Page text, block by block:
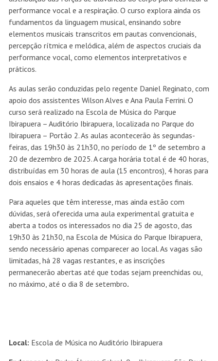
performance vocal e a respiração. O curso explora ainda os
fundamentos da linguagem musical, ensinando sobre
elementos musicais transcritos em pautas convencionais,
percepção rítmica e melódica, além de aspectos cruciais da
performance vocal, como elementos interpretativos e
práticos.
As aulas serão conduzidas pelo regente Daniel Reginato, com
apoio dos assistentes Wilson Alves e Ana Paula Ferrini. O
curso será realizado na Escola de Música do Parque
Ibirapuera – Auditório Ibirapuera, localizada no Parque do
Ibirapuera – Portão 2. As aulas acontecerão às segundas-
feiras, das 19h30 às 21h30, no período de 1º de setembro a
20 de dezembro de 2025. A carga horária total é de 40 horas,
distribuídas em 30 horas de aula (15 encontros), 4 horas para
dois ensaios e 4 horas dedicadas às apresentações finais.
Para aqueles que têm interesse, mas ainda estão com
dúvidas, será oferecida uma aula experimental gratuita e
aberta a todos os interessados no dia 25 de agosto, das
19h30 às 21h30, na Escola de Música do Parque Ibirapuera,
sendo necessário apenas comparecer ao local. As vagas são
limitadas, há 28 vagas restantes, e as inscrições
permanecerão abertas até que todas sejam preenchidas ou,
no máximo, até o dia 8 de setembro.
Local: Escola de Música no Auditório Ibirapuera